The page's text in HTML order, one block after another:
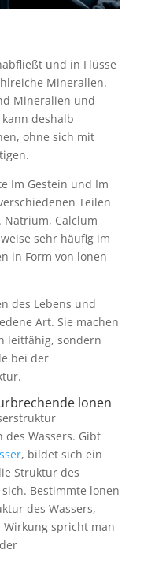
und in Flüsse
Minerallen.
Mineralien und
deshalb
ohne sich mit
Im Gestein und Im
Teilen
Calclum
sehr häufig im
in Form von lonen
des Lebens und
Art. Sie machen
leitfähig, sondern
bei der
lonen
Wassers. Gibt
, bildet sich ein
Struktur des
Bestimmte lonen
des Wassers,
Wirkung spricht man